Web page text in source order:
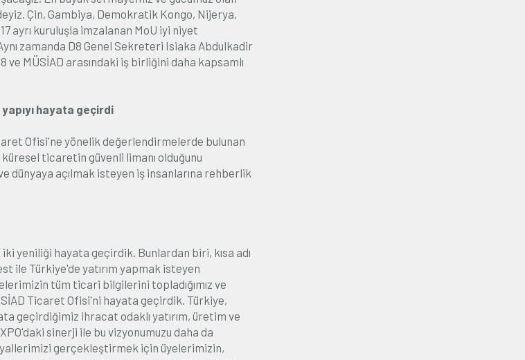
Çin, Gambiya, Demokratik Kongo, Nijerya,
ayrı kuruluşla imzalanan MoU iyi niyet
zamanda D8 Genel Sekreteri Isiaka Abdulkadir
MÜSİAD arasındaki iş birliğini daha kapsamlı
hayata geçirdi
Ofisi'ne yönelik değerlendirmelerde bulunan
ticaretin güvenli limanı olduğunu
dünyaya açılmak isteyen iş insanlarına rehberlik
yeniliği hayata geçirdik. Bunlardan biri, kısa adı
ile Türkiye'de yatırım yapmak isteyen
tüm ticari bilgilerini topladığımız ve
Ticaret Ofisi'ni hayata geçirdik. Türkiye,
geçirdiğimiz ihracat odaklı yatırım, üretim ve
sinerji ile bu vizyonumuzu daha da
gerçekleştirmek için üyelerimizin,